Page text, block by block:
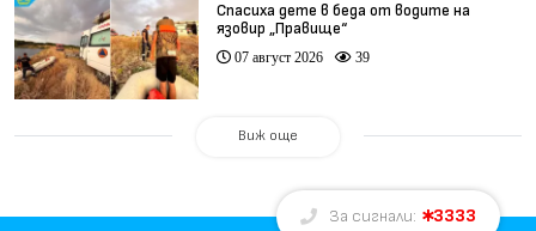
Спасиха дете в беда от водите на
язовир „Правище“
07 август 2026 39
Виж още
За сигнали: 3333